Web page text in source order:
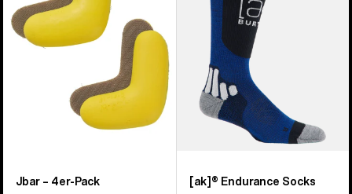
Pack)
Jbar – 4er-Pack [ak]® Endurance Socks